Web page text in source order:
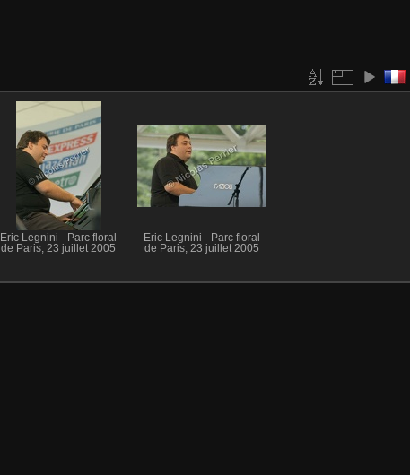
Eric Legnini - Parc floral
de Paris, 23 juillet 2005
Eric Legnini - Parc floral
de Paris, 23 juillet 2005